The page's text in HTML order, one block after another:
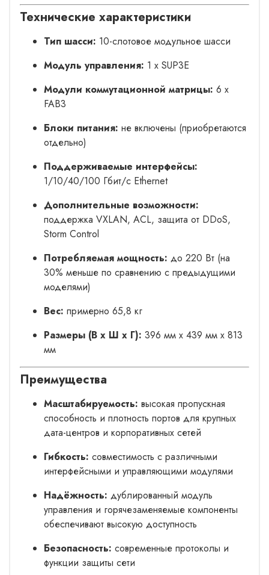
Технические характеристики
Тип шасси: 10-слотовое модульное шасси
Модуль управления: 1 x SUP3E
Модули коммутационной матрицы: 6 x
FAB3
Блоки питания: не включены (приобретаются
отдельно)
Поддерживаемые интерфейсы:
1/10/40/100 Гбит/с Ethernet
Дополнительные возможности:
поддержка VXLAN, ACL, защита от DDoS,
Storm Control
Потребляемая мощность: до 220 Вт (на
30% меньше по сравнению с предыдущими
моделями)
Вес: примерно 65,8 кг
Размеры (В x Ш x Г): 396 мм x 439 мм x 813
мм
Преимущества
Масштабируемость: высокая пропускная
способность и плотность портов для крупных
дата-центров и корпоративных сетей
Гибкость: совместимость с различными
интерфейсными и управляющими модулями
Надёжность: дублированный модуль
управления и горячезаменяемые компоненты
обеспечивают высокую доступность
Безопасность: современные протоколы и
функции защиты сети